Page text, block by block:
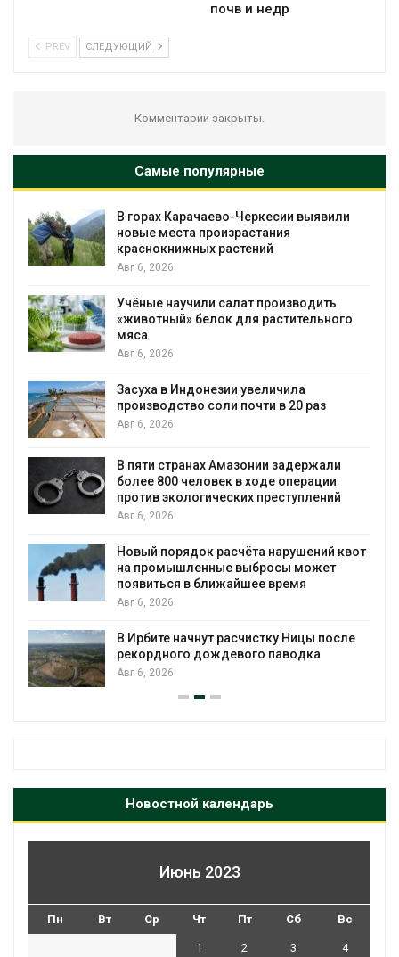
почв и недр
PREV СЛЕДУЮЩИЙ
Комментарии закрыты.
Самые популярные
В горах Карачаево-Черкесии выявили
новые места произрастания
краснокнижных растений
Авг 6, 2026
Учёные научили салат производить
«животный» белок для растительного
мяса
Авг 6, 2026
Засуха в Индонезии увеличила
производство соли почти в 20 раз
Авг 6, 2026
В пяти странах Амазонии задержали
более 800 человек в ходе операции
против экологических преступлений
Авг 6, 2026
Новый порядок расчёта нарушений квот
на промышленные выбросы может
появиться в ближайшее время
Авг 6, 2026
В Ирбите начнут расчистку Ницы после
рекордного дождевого паводка
Авг 6, 2026
Новостной календарь
Июнь 2023
Пн Вт Ср Чт Пт Сб Вс
1 2 3 4